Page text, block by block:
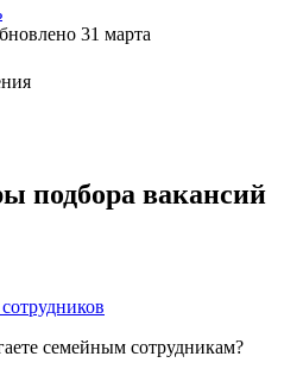
31 марта
подбора вакансий
семейным сотрудникам?